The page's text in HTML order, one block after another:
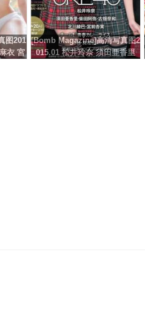
图201
衣 宮
[Bomb Magazine]高清写真图2
015.01 松井玲奈 須田亜香里